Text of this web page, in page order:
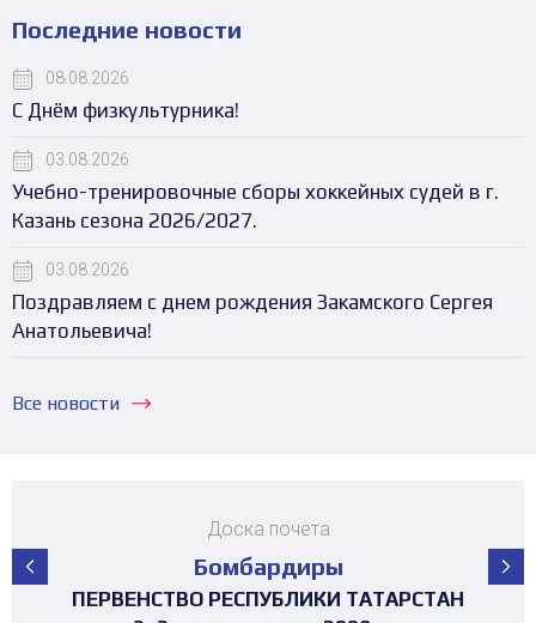
Последние новости
08.08.2026
С Днём физкультурника!
03.08.2026
Учебно-тренировочные сборы хоккейных судей в г.
Казань сезона 2026/2027.
03.08.2026
Поздравляем с днем рождения Закамского Сергея
Анатольевича!
Все новости
Доска почета
Бомбардиры
ПЕРВЕНСТВО РЕСПУБЛИКИ ТАТАРСТАН
ТУРНИР НА ПРИЗЫ ФЕДЕРАЦИИ
ПЕРВЕНСТВО РЕСПУБЛИКИ ТАТАРСТАН
ТУРНИР НА ПРИЗЫ ФЕДЕРАЦИИ
МАТЧ ЗВЁЗД ПЕРВЕНСТВА РТ среди
ТУРНИР 4х4 ПОСВЯЩЕННЫЙ "ДНЮ
ТУРНИР НА ПРИЗЫ ФЕДЕРАЦИИ
ПЕРВЕНСТВО РЕСПУБЛИКИ ТАТАРСТАН
ПЕРВЕНСТВО РЕСПУБЛИКИ ТАТАРСТАН
ТУРНИР НА ПРИЗЫ ФЕДЕРАЦИИ
ПЕРВЕНСТВО РЕСПУБЛИКИ ТАТАРСТАН
ТУРНИР НА ПРИЗЫ ФЕДЕРАЦИИ